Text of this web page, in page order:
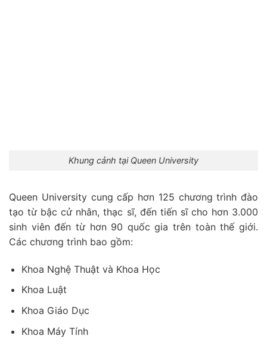
Khung cảnh tại Queen University
Queen University cung cấp hơn 125 chương trình đào
tạo từ bậc cử nhân, thạc sĩ, đến tiến sĩ cho hơn 3.000
sinh viên đến từ hơn 90 quốc gia trên toàn thế giới.
Các chương trình bao gồm:
Khoa Nghệ Thuật và Khoa Học
Khoa Luật
Khoa Giáo Dục
Khoa Máy Tính